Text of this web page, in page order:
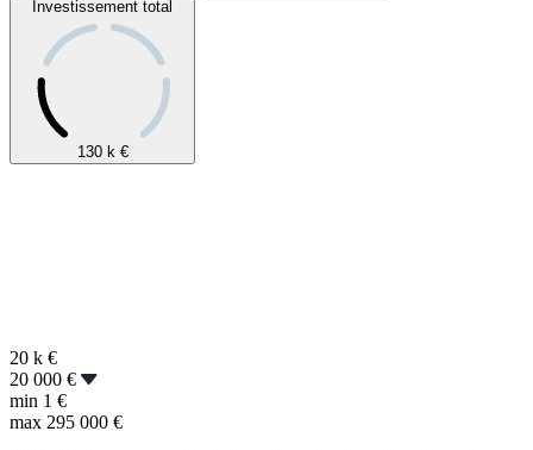
Investissement total
130 k €
20 k €
20 000 €
min 1 €
max 295 000 €